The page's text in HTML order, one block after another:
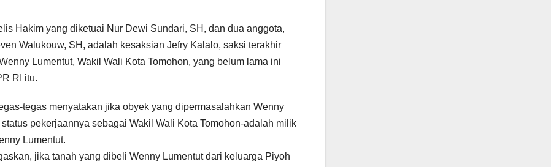
Hakim yang diketuai Nur Dewi Sundari, SH, dan dua anggota,
Walukouw, SH, adalah kesaksian Jefry Kalalo, saksi terakhir
Lumentut, Wakil Wali Kota Tomohon, yang belum lama ini
RI itu.
tegas menyatakan jika obyek yang dipermasalahkan Wenny
pekerjaannya sebagai Wakil Wali Kota Tomohon-adalah milik
Lumentut.
jika tanah yang dibeli Wenny Lumentut dari keluarga Piyoh